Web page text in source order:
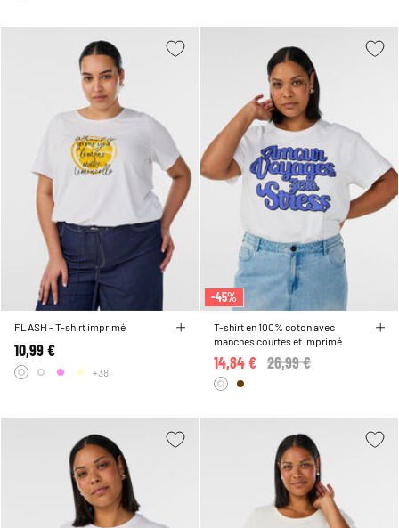
FLASH - T-shirt imprimé
10,99 €
+38
-45%
T-shirt en 100% coton avec
manches courtes et imprimé
Price reduced from
26,99 €
14,84 €